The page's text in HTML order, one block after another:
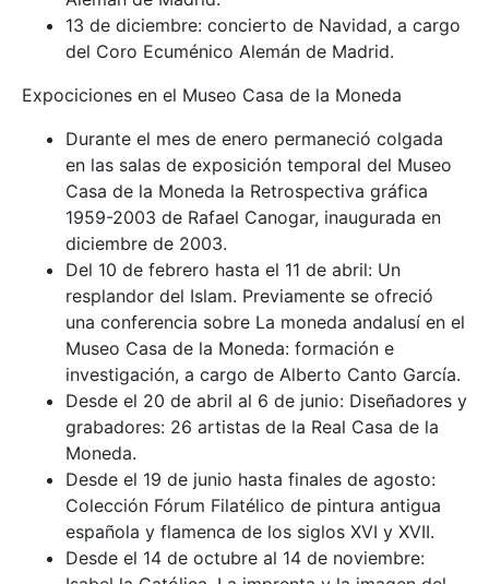
13 de diciembre: concierto de Navidad, a cargo
del Coro Ecuménico Alemán de Madrid.
Expociciones en el Museo Casa de la Moneda
Durante el mes de enero permaneció colgada
en las salas de exposición temporal del Museo
Casa de la Moneda la Retrospectiva gráfica
1959-2003 de Rafael Canogar, inaugurada en
diciembre de 2003.
Del 10 de febrero hasta el 11 de abril: Un
resplandor del Islam. Previamente se ofreció
una conferencia sobre La moneda andalusí en el
Museo Casa de la Moneda: formación e
investigación, a cargo de Alberto Canto García.
Desde el 20 de abril al 6 de junio: Diseñadores y
grabadores: 26 artistas de la Real Casa de la
Moneda.
Desde el 19 de junio hasta finales de agosto:
Colección Fórum Filatélico de pintura antigua
española y flamenca de los siglos XVI y XVII.
Desde el 14 de octubre al 14 de noviembre: